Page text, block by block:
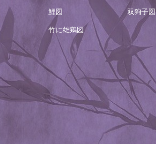
鯉図 双狗子図
竹に雄鶏図